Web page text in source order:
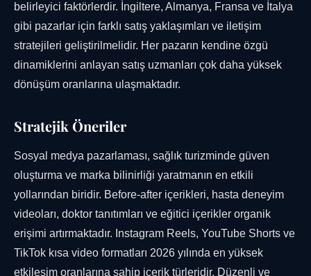
belirleyici faktörlerdir. İngiltere, Almanya, Fransa ve İtalya
gibi pazarlar için farklı satış yaklaşımları ve iletişim
stratejileri geliştirilmelidir. Her pazarın kendine özgü
dinamiklerini anlayan satış uzmanları çok daha yüksek
dönüşüm oranlarına ulaşmaktadır.
Stratejik Öneriler
Sosyal medya pazarlaması, sağlık turizminde güven
oluşturma ve marka bilinirliği yaratmanın en etkili
yollarından biridir. Before-after içerikleri, hasta deneyim
videoları, doktor tanıtımları ve eğitici içerikler organik
erişimi artırmaktadır. Instagram Reels, YouTube Shorts ve
TikTok kısa video formatları 2026 yılında en yüksek
etkileşim oranlarına sahip içerik türleridir. Düzenli ve